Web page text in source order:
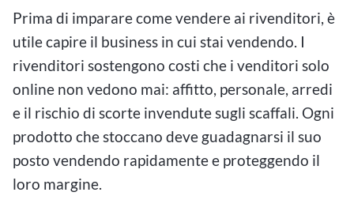
Prima di imparare come vendere ai rivenditori, è
utile capire il business in cui stai vendendo. I
rivenditori sostengono costi che i venditori solo
online non vedono mai: affitto, personale, arredi
e il rischio di scorte invendute sugli scaffali. Ogni
prodotto che stoccano deve guadagnarsi il suo
posto vendendo rapidamente e proteggendo il
loro margine.